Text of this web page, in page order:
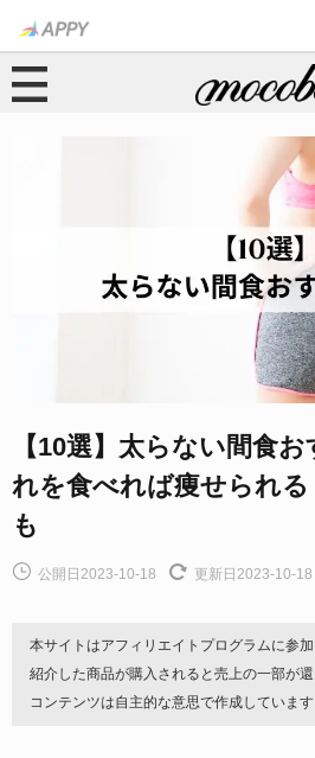
【10選】太らない間食
れを食べれば痩せられ
も
公開日2023-10-18 更新日2023-10-18
本サイトはアフィリエイトプログラムに参
紹介した商品が購入されると売上の一部が
コンテンツは自主的な意思で作成しています